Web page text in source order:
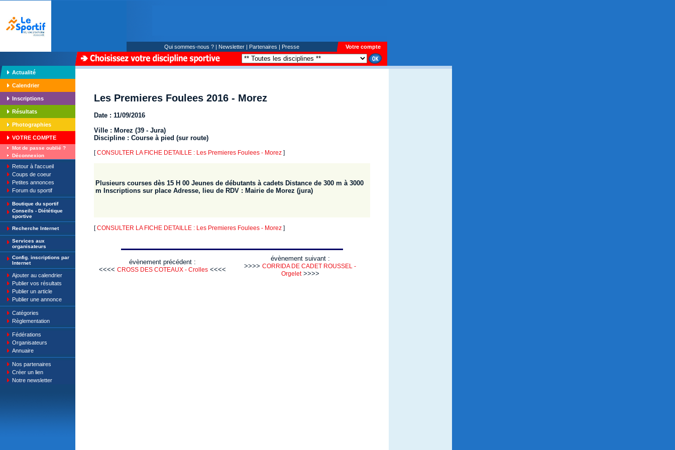
Qui sommes-nous ? | Newsletter | Partenaires | Presse Votre compte
Actualité
Calendrier
Inscriptions
Résultats
Photographies
VOTRE COMPTE
Mot de passe oublié ?
Déconnexion
Retour à l'accueil
Coups de coeur
Petites annonces
Forum du sportif
Boutique du sportif
Conseils - Diététique
sportive
Recherche Internet
Services aux
organisateurs
Config. inscriptions par
Internet
Ajouter au calendrier
Publier vos résultats
Publier un article
Publier une annonce
Catégories
Règlementation
Fédérations
Organisateurs
Annuaire
Nos partenaires
Créer un lien
Notre newsletter
Les Premieres Foulees 2016 - Morez
Date : 11/09/2016
Ville : Morez (39 - Jura)
Discipline : Course à pied (sur route)
[CONSULTER LA FICHE DETAILLE : Les Premieres Foulees - Morez ]
Plusieurs courses dès 15 H 00 Jeunes de débutants à cadets Distance de 300 m à 3000
m Inscriptions sur place Adresse, lieu de RDV : Mairie de Morez (jura)
[CONSULTER LA FICHE DETAILLE : Les Premieres Foulees - Morez ]
évènement précédent :
<<<< CROSS DES COTEAUX - Crolles <<<<
évènement suivant :
>>>> CORRIDA DE CADET ROUSSEL -
Orgelet>>>>